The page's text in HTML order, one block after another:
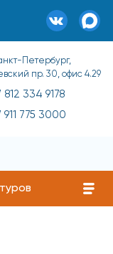
Петербург,
пр. 30, офис 4.29
812 334 9178
911 775 3000